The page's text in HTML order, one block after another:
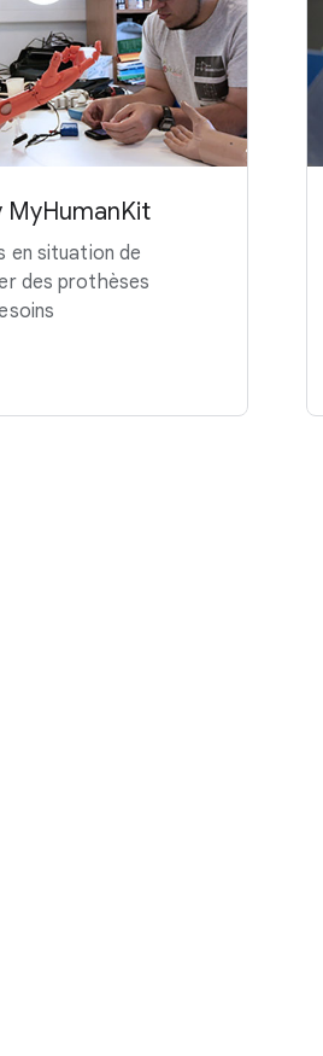
MyHumanKit
en situation de
des prothèses